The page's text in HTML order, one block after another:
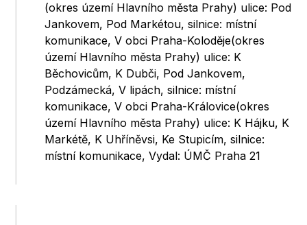
(okres území Hlavního města Prahy) ulice: Pod
Jankovem, Pod Markétou, silnice: místní
komunikace, V obci Praha-Koloděje(okres
území Hlavního města Prahy) ulice: K
Běchovicům, K Dubči, Pod Jankovem,
Podzámecká, V lipách, silnice: místní
komunikace, V obci Praha-Královice(okres
území Hlavního města Prahy) ulice: K Hájku, K
Markétě, K Uhříněvsi, Ke Stupicím, silnice:
místní komunikace, Vydal: ÚMČ Praha 21